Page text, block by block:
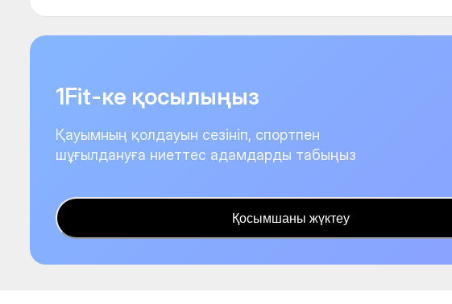
1Fit-ке қосылыңыз
Қауымның қолдауын сезініп, спортпен
шұғылдануға ниеттес адамдарды табыңыз
Қосымшаны жүктеу